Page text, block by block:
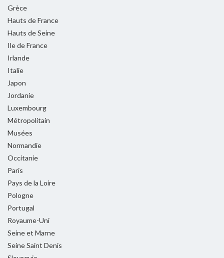
Grèce
Hauts de France
Hauts de Seine
Ile de France
Irlande
Italie
Japon
Jordanie
Luxembourg
Métropolitain
Musées
Normandie
Occitanie
Paris
Pays de la Loire
Pologne
Portugal
Royaume-Uni
Seine et Marne
Seine Saint Denis